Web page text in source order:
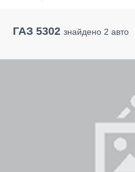
ГАЗ 5302 знайдено 2 авто